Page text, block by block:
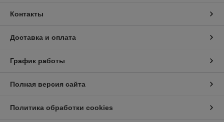
Контакты
Доставка и оплата
График работы
Полная версия сайта
Политика обработки cookies